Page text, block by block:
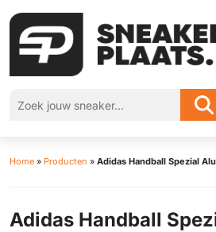
Home » Producten » Adidas Handball Spezial
Adidas Handball